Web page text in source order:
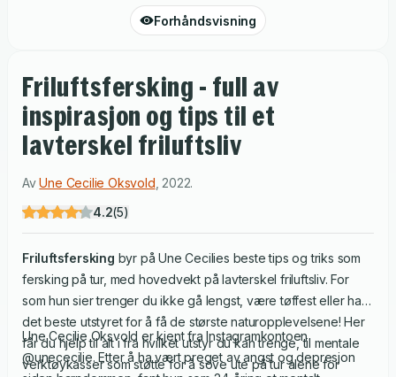
Forhåndsvisning
Friluftsfersking - full av
inspirasjon og tips til et
lavterskel friluftsliv
AvUne Cecilie Oksvold 2022.
4.2(5)
Friluftsfersking byr på Une Cecilies beste tips og triks som
fersking på tur, med hovedvekt på lavterskel friluftsliv. For
som hun sier trenger du ikke gå lengst, være tøffest eller ha
det beste utstyret for å få de største naturopplevelsene! Her
får du hjelp til alt i fra hvilket utstyr du kan trenge, til mentale
verktøykasser som støtte for å sove ute på tur alene for
Une Cecilie Oksvold er kjent fra Instagramkontoen
@unececilie. Etter å ha vært preget av angst og depresjon